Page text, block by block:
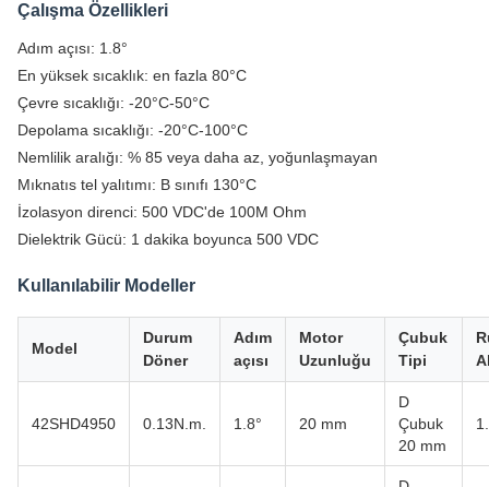
Çalışma Özellikleri
Adım açısı: 1.8°
En yüksek sıcaklık: en fazla 80°C
Çevre sıcaklığı: -20°C-50°C
Depolama sıcaklığı: -20°C-100°C
Nemlilik aralığı: % 85 veya daha az, yoğunlaşmayan
Mıknatıs tel yalıtımı: B sınıfı 130°C
İzolasyon direnci: 500 VDC'de 100M Ohm
Dielektrik Gücü: 1 dakika boyunca 500 VDC
Kullanılabilir Modeller
Model
Durum
Döner
Adım
açısı
Motor
Uzunluğu
Çubuk
Tipi
42SHD4950 0.13N.m. 1.8° 20 mm
D
Çubuk
20 mm